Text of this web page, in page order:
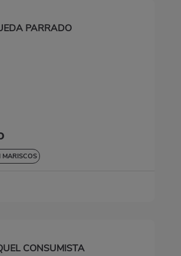
PARRADO
MARISCOS
CONSUMISTA